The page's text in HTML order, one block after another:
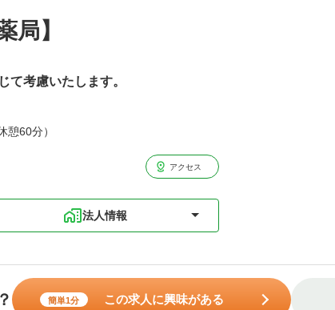
局】
て考慮いたします。
60分）
アクセス
法人情報
簡単1分 この求人に興味がある